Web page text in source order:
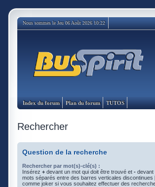
Nous sommes le Jeu 06 Août 2026 10:22
Index du forum Plan du forum TUTOS
Rechercher
Question de la recherche
Rechercher par mot(s)-clé(s) :
Insérez + devant un mot qui doit être trouvé et - devant
mots séparés entre des barres verticales discontinues
comme joker si vous souhaitez effectuer des